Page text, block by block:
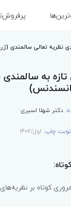
نظریه تعالی سالمندی
به
دکتر شهلا اسیری
چاپ: اول/1402
مروری کوتاه بر